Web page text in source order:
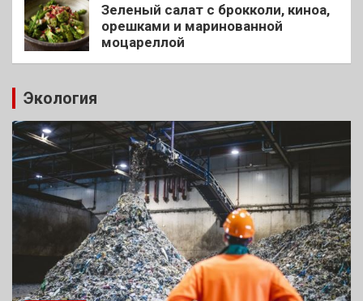
Зеленый салат с брокколи, киноа,
орешками и маринованной
моцареллой
Экология